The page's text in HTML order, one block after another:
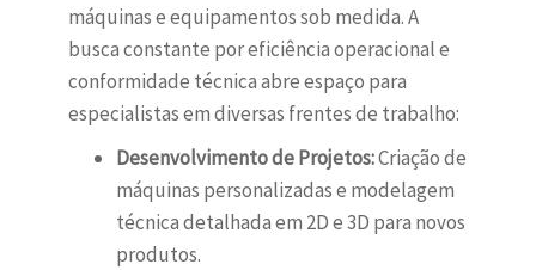
máquinas e equipamentos sob medida. A
busca constante por eficiência operacional e
conformidade técnica abre espaço para
especialistas em diversas frentes de trabalho:
Desenvolvimento de Projetos:Criação de
máquinas personalizadas e modelagem
técnica detalhada em 2D e 3D para novos
produtos.